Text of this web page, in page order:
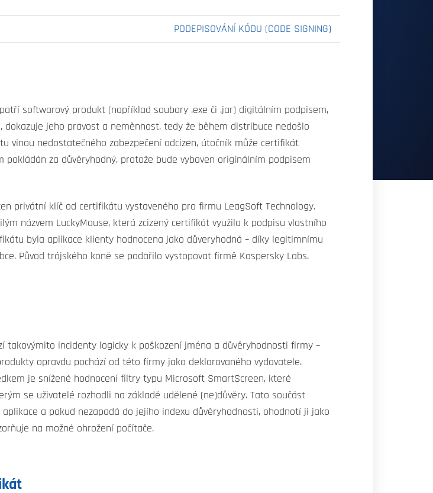
PODEPISOVÁNÍ KÓDU (CODE SIGNING)
softwarový produkt (například soubory .exe či .jar) digitálním podpisem,
jeho pravost a neměnnost, tedy že během distribuce nedošlo
vinou nedostatečného zabezpečení odcizen, útočník může certifikát
za důvěryhodný, protože bude vybaven originálním podpisem
privátní klíč od certifikátu vystaveného pro firmu LeagSoft Technology.
názvem LuckyMouse, která zcizený certifikát využila k podpisu vlastního
byla aplikace klienty hodnocena jako důveryhodná – díky legitimnímu
Původ trójského koně se podařilo vystopovat firmě Kaspersky Labs.
takovýmito incidenty logicky k poškození jména a důvěryhodnosti firmy –
opravdu pochází od této firmy jako deklarovaného vydavatele.
je snížené hodnocení filtry typu Microsoft SmartScreen, které
se uživatelé rozhodli na základě udělené (ne)důvěry. Tato součást
a pokud nezapadá do jejího indexu důvěryhodnosti, ohodnotí ji jako
na možné ohrožení počítače.